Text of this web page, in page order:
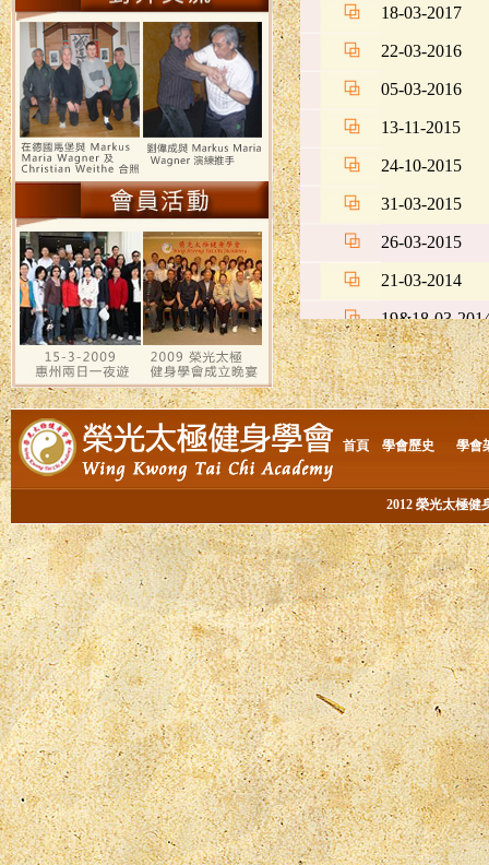
18-03-2017
22-03-2016
05-03-2016
13-11-2015
24-10-2015
31-03-2015
26-03-2015
21-03-2014
19&18-03-
18-08-2013
01-07-2013
03-02-2013
01-09-2012
01-03-2012
26-02-2012
31-07-2011
01-07-2011
24-04-2011
14-03-2011
16-03-2011
18-12-2010
首頁 學會歷史 學會
2012 榮光太極健